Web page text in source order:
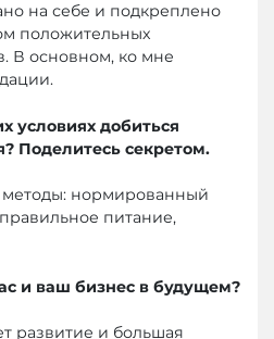
на себе и подкреплено
положительных
В основном, ко мне
условиях добиться
Поделитесь секретом.
нормированный
питание,
и ваш бизнес в будущем?
развитие и большая